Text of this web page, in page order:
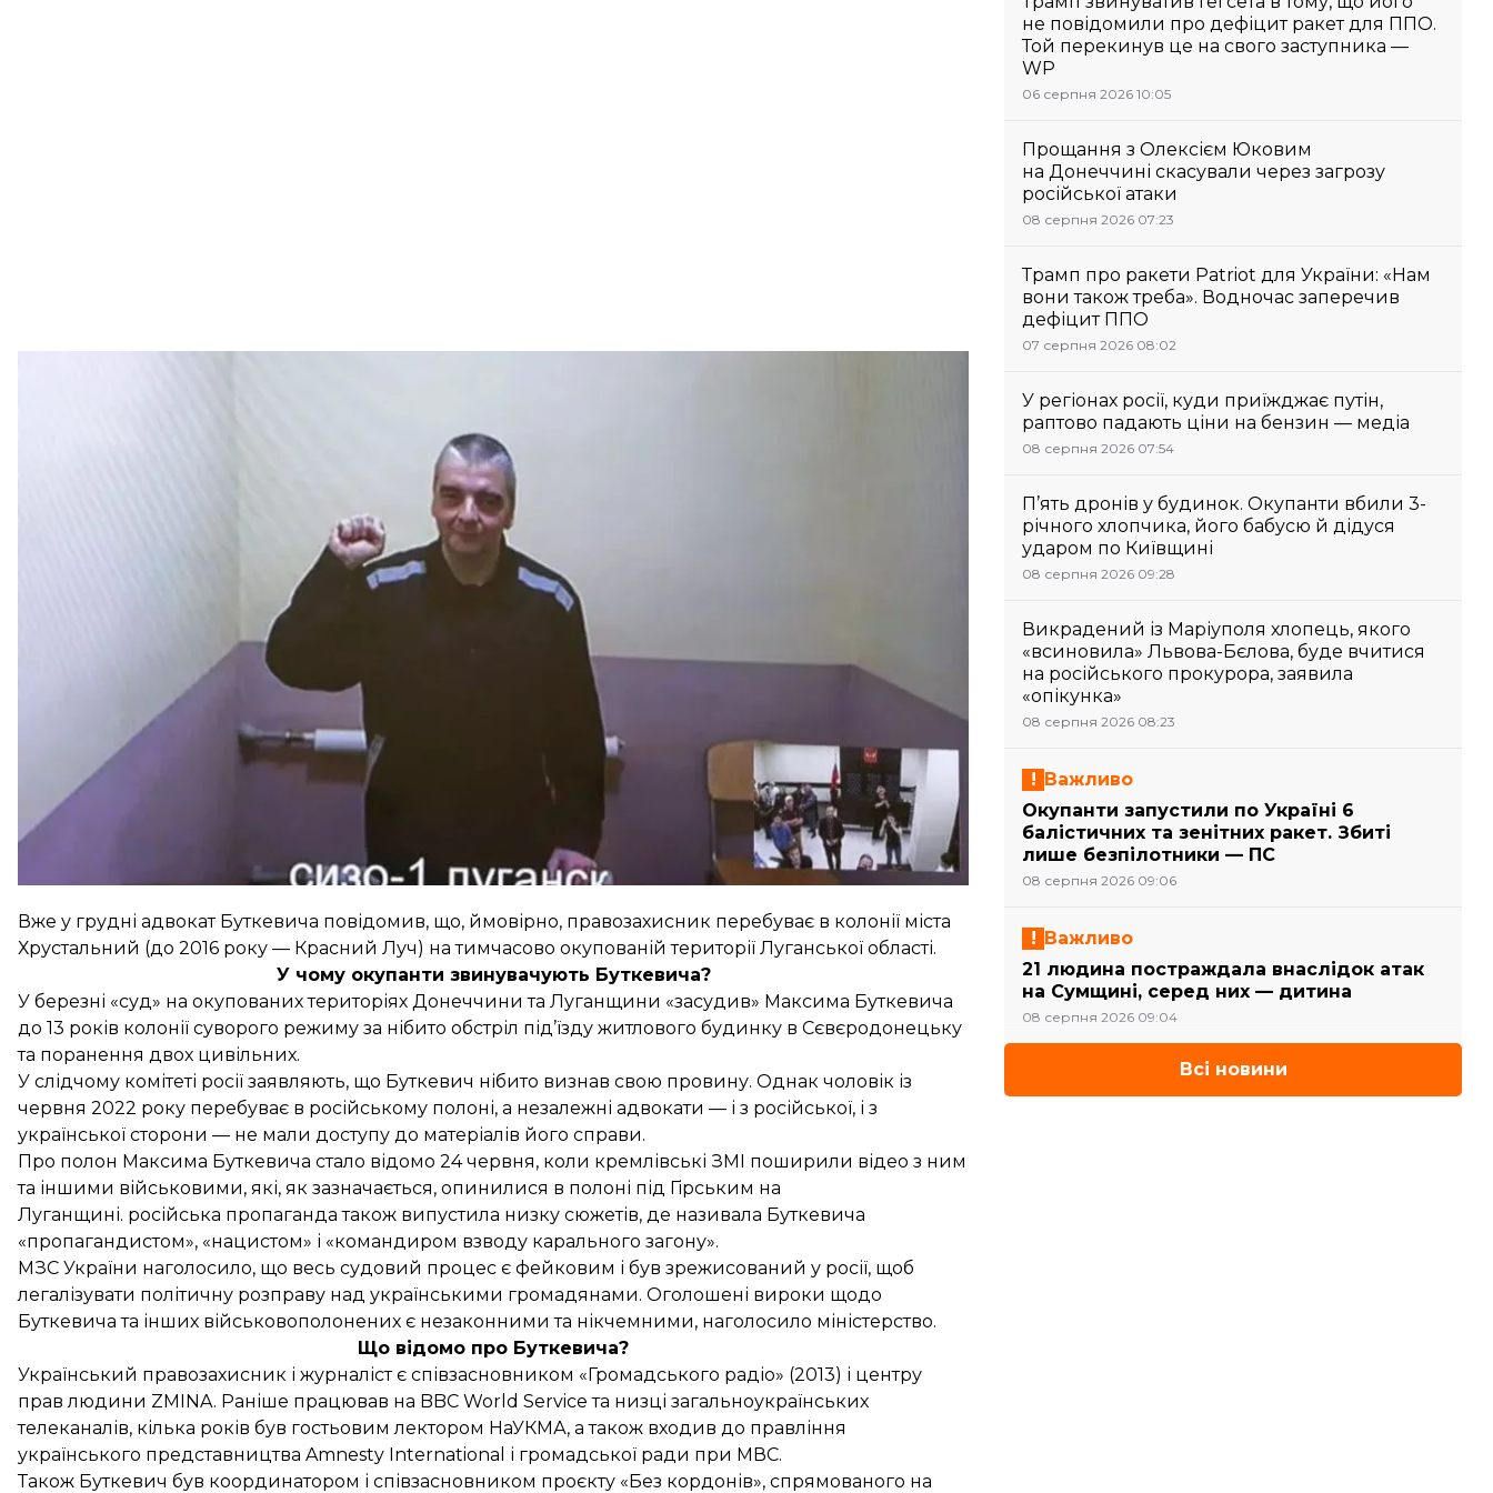
й військовослужбовця Збройних сил України Максима Буткевича.
передаєZMINA.
За його даними, розгляд почнуть 13 березня.
Нагадаємо, місцеперебування Буткевича було невідомим із часу етапування з Луганського СІЗО в
серпні 2023 року. Це сталося після засідання апеляції щодо незаконного вироку окупаційного
засудив Буткевича до 13 років ув’язнення.
Вже у грудні адвокат Буткевича повідомив, що, ймовірно, правозахисник перебуває в колонії міста
Хрустальний (до 2016 року — Красний Луч) на тимчасово окупованій території Луганської області.
У чому окупанти звинувачують Буткевича?
У березні «суд» на окупованих територіях Донеччини та Луганщини «засудив» Максима Буткевича
до 13 років колонії суворого режиму за нібито обстріл під’їзду житлового будинку в Сєвєродонецьку
та поранення двох цивільних.
У слідчому комітеті росії заявляють, що Буткевич нібито визнав свою провину. Однак чоловік із
червня 2022 року перебуває в російському полоні, а незалежні адвокати — і з російської, і з
української сторони — не мали доступу до матеріалів його справи.
Про полон Максима Буткевича стало відомо 24 червня, коли кремлівські ЗМІ поширили відео з ним
та іншими військовими, які, як зазначається, опинилися в полоні під Гірським на
Луганщині. російська пропаганда також випустила низку сюжетів, де називала Буткевича
«пропагандистом», «нацистом» і «командиром взводу карального загону».
МЗС України наголосило, що весь судовий процес є фейковим і був зрежисований у росії, щоб
легалізувати політичну розправу над українськими громадянами. Оголошені вироки щодо
Буткевича та інших військовополонених є незаконними та нікчемними, наголосило міністерство.
Що відомо про Буткевича?
Український правозахисник і журналіст є співзасновником «Громадського радіо» (2013) і центру
прав людини ZMINA. Раніше працював на BBC World Service та низці загальноукраїнських
телеканалів, кілька років був гостьовим лектором НаУКМА, а також входив до правління
українського представництва Amnesty International і громадської ради при МВС.
Також Буткевич був координатором і співзасновником проєкту «Без кордонів», спрямованого на
не повідомили про дефіцит ракет для ППО.
Той перекинув це на свого заступника —
WP
06 серпня 2026 10:05
Прощання з Олексієм Юковим
на Донеччині скасували через загрозу
російської атаки
08 серпня 2026 07:23
Трамп про ракети Patriot для України: «Нам
вони також треба». Водночас заперечив
дефіцит ППО
07 серпня 2026 08:02
У регіонах росії, куди приїжджає путін,
раптово падають ціни на бензин — медіа
08 серпня 2026 07:54
П’ять дронів у будинок. Окупанти вбили 3-
річного хлопчика, його бабусю й дідуся
ударом по Київщині
08 серпня 2026 09:28
Викрадений із Маріуполя хлопець, якого
«всиновила» Львова-Бєлова, буде вчитися
на російського прокурора, заявила
«опікунка»
08 серпня 2026 08:23
Важливо
Окупанти запустили по Україні 6
балістичних та зенітних ракет. Збиті
лише безпілотники — ПС
08 серпня 2026 09:06
Важливо
21 людина постраждала внаслідок атак
на Сумщині, серед них — дитина
08 серпня 2026 09:04
Всі новини